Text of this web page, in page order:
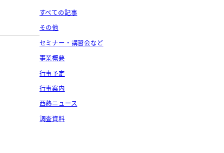
すべての記事
その他
セミナー・講習会など
事業概要
行事予定
行事案内
西熱ニュース
調査資料